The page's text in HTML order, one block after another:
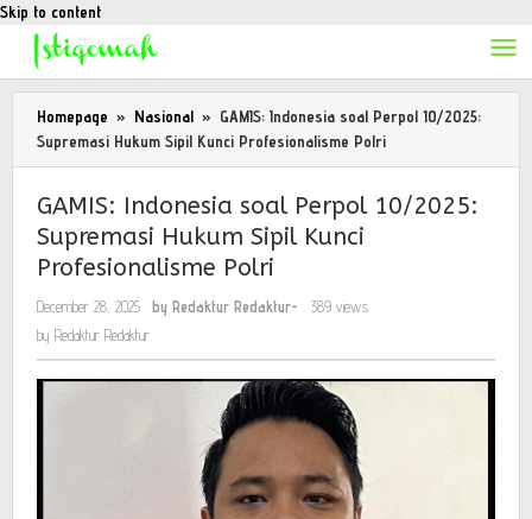
Skip to content
Homepage » Nasional » GAMIS: Indonesia soal Perpol 10/2025:
Supremasi Hukum Sipil Kunci Profesionalisme Polri
GAMIS: Indonesia soal Perpol 10/2025:
Supremasi Hukum Sipil Kunci
Profesionalisme Polri
December 28, 2025 by Redaktur Redaktur-
389 views
by Redaktur Redaktur